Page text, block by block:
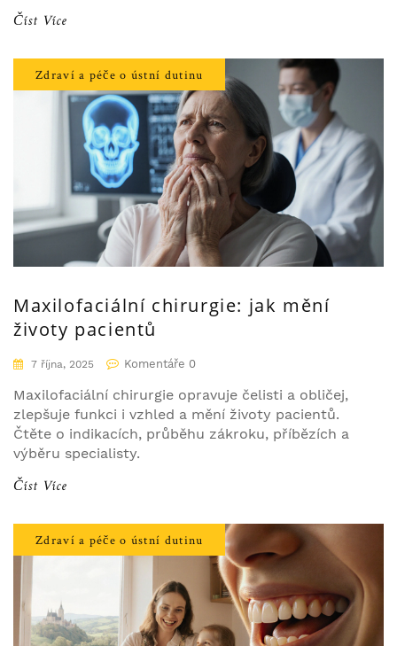
Číst Více
Zdraví a péče o ústní dutinu
Maxilofaciální chirurgie: jak mění
životy pacientů
7 října, 2025 Komentáře 0
Maxilofaciální chirurgie opravuje čelisti a obličej,
zlepšuje funkci i vzhled a mění životy pacientů.
Čtěte o indikacích, průběhu zákroku, příbězích a
výběru specialisty.
Číst Více
Zdraví a péče o ústní dutinu